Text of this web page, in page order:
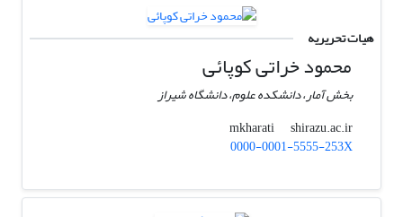
هیات تحریریه
محمود خراتی کوپائی
بخش آمار، دانشکده علوم، دانشگاه شیراز
mkharati
shirazu.ac.ir
0000-0001-5555-253X